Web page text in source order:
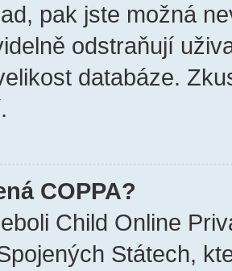
pak jste možná
odstraňují
databáze.
COPPA?
Child Online
Státech,